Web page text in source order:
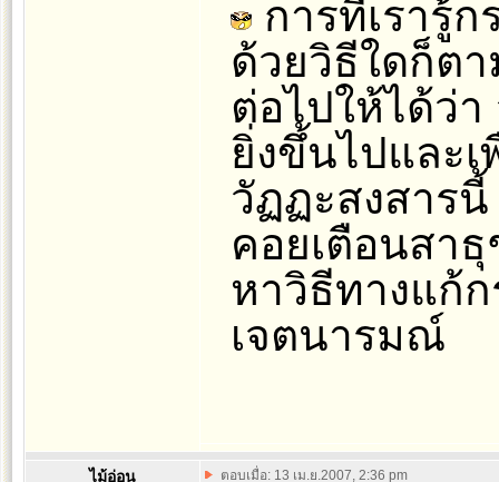
การที่เรารู้ก
ด้วยวิธีใดก็ต
ต่อไปให้ได้ว่า
ยิ่งขึ้นไปและ
วัฏฏะสงสาร
คอยเตือนสา
หาวิธีทางแก้
เจตนารมณ์
ไม้อ่อน ตอบเมื่อ: 13 เม.ย.2007, 2:36 pm